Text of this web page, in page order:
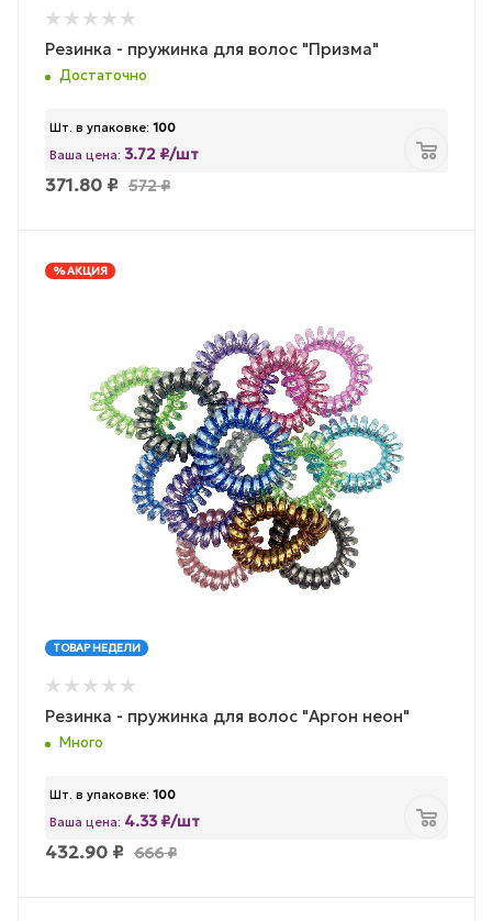
Резинка - пружинка для волос "Призма"
Достаточно
Шт. в упаковке: 100
Ваша цена: 3.72 ₽/шт
371.80 ₽ 572₽
% АКЦИЯ
ТОВАР НЕДЕЛИ
Резинка - пружинка для волос "Аргон неон"
Много
Шт. в упаковке: 100
Ваша цена: 4.33 ₽/шт
432.90 ₽ 666₽